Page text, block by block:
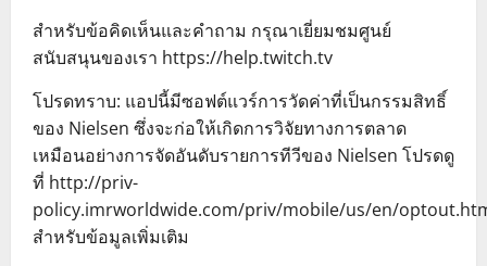
สำหรับข้อคิดเห็นและคำถาม กรุณาเยี่ยมชมศูนย์
สนับสนุนของเรา https://help.twitch.tv
โปรดทราบ: แอปนี้มีซอฟต์แวร์การวัดค่าที่เป็นกรรมสิทธิ์
ของ Nielsen ซึ่งจะก่อให้เกิดการวิจัยทางการตลาด
เหมือนอย่างการจัดอันดับรายการทีวีของ Nielsen โปรดดู
ที่ http://priv-
policy.imrworldwide.com/priv/mobile/us/en/
สำหรับข้อมูลเพิ่มเติม